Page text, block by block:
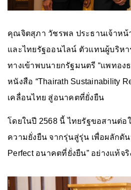
คุณจิตสุภา วัชรพล ประธานเจ้าหน้
และไทยรัฐออนไลน์ ตัวแทนผู้บริหา
ทางเข้าพบนายกรัฐมนตรี “แพทอง
หนังสือ “Thairath Sustainability
เคลื่อนไทย สู่อนาคตที่ยั่งยืน
โดยในปี 2568 นี้ ไทยรัฐขอสานต่อ
ความยั่งยืน จากรุ่นสู่รุ่น เพื่อผลักดัน
Perfect อนาคตที่ยั่งยืน” อย่างแท้จริ